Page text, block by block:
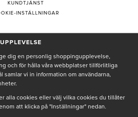
KUNDTJÄNST
INSTÄLLNINGAR
PÅ NYHETSBREV
accepterar jag Seth och Sallyintegritetspolicy
in kommer endast användas till våra nyhetsbrev.
dig en personlig shoppingupplevelse,
och för hålla våra webbplatser tillförlitliga
samlar vi in information om användarna,
alla cookies eller välj vilka cookies du tillåter
att klicka på "Inställningar" nedan.